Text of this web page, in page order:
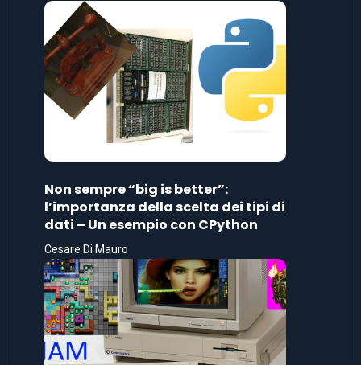
Non sempre “big is better”:
l’importanza della scelta dei tipi di
dati – Un esempio con CPython
Cesare Di Mauro